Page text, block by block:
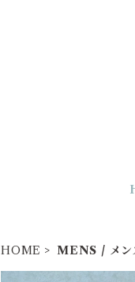
HOME MENS / メン